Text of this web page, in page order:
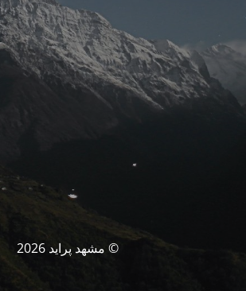
© مشهد پراید 2026